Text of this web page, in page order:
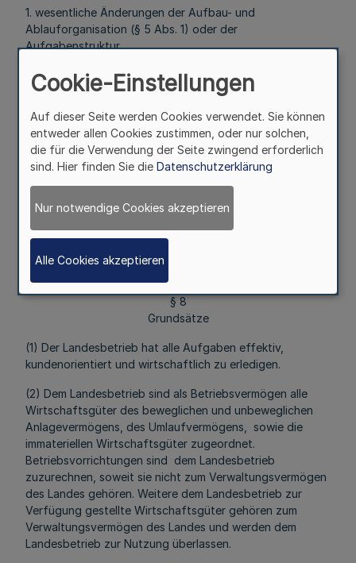
1. wesentliche Änderungen der Aufbau- und
Ablauforganisation (§ 5 Abs. 1) oder der
Aufgabenstruktur,
2. wesentliche Änderungen der Geschäftsordnung (§ 5
Abs. 2),
3. die Allgemeinen Geschäftsbedingungen (§ 9 Abs. 5),
4. der Wirtschaftsplan (§ 10),
6. der Produktkatalog (§ 4).
III. Abschnitt
§ 8
Grundsätze
(1) Der Landesbetrieb hat alle Aufgaben effektiv,
kundenorientiert und wirtschaftlich zu erledigen.
(2) Dem Landesbetrieb sind als Betriebsvermögen alle
Wirtschaftsgüter des beweglichen und unbeweglichen
Anlagevermögens, des Umlaufvermögens, sowie die
immateriellen Wirtschaftsgüter zugeordnet.
Betriebsvorrichtungen sind dem Landesbetrieb
zuzurechnen, soweit sie nicht zum Verwaltungsvermögen
des Landes gehören. Weitere dem Landesbetrieb zur
Verfügung gestellte Wirtschaftsgüter gehören zum
Verwaltungsvermögen des Landes und werden dem
Landesbetrieb zur Nutzung überlassen.
Cookie-Einstellungen
Auf dieser Seite werden Cookies verwendet. Sie können
entweder allen Cookies zustimmen, oder nur solchen,
die für die Verwendung der Seite zwingend erforderlich
sind. Hier finden Sie die Datenschutzerklärung
Nur notwendige Cookies akzeptieren
Alle Cookies akzeptieren